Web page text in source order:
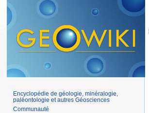
Encyclopédie de géologie, minéralogie,
paléontologie et autres Géosciences
Communauté